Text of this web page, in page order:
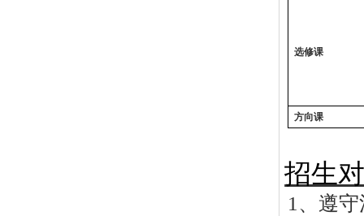
选修课
方向课
招生
1 、遵